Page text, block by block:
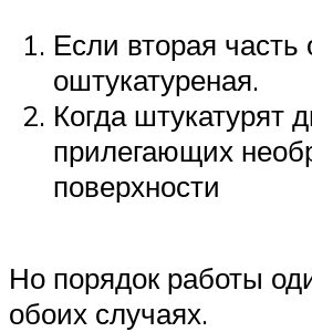
Если вторая часть
оштукатуреная.
Когда штукатурят
прилегающих
поверхности
Но порядок работы
обоих случаях.